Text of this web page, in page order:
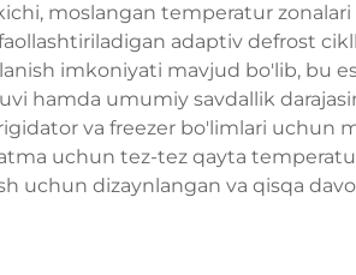
moslangan temperatur
adaptiv defrost
imkoniyati mavjud bo'lib, bu
hamda umumiy savdallik
va freezer bo'limlari uchun
uchun tez-tez qayta
uchun dizaynlangan va qisqa